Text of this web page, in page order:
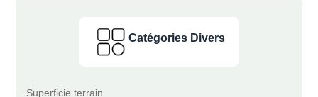
Catégories Divers
Superficie terrain